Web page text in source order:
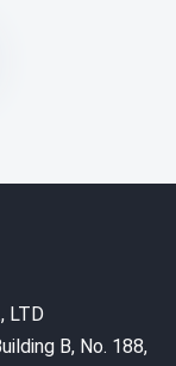
LTD
B, No. 188,